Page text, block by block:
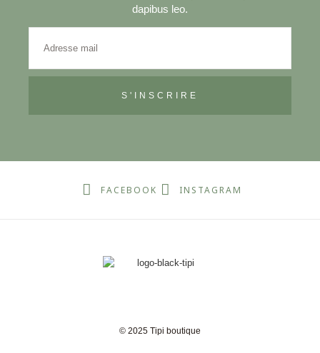
dapibus leo.
S'INSCRIRE
FACEBOOK INSTAGRAM
© 2025 Tipi boutique